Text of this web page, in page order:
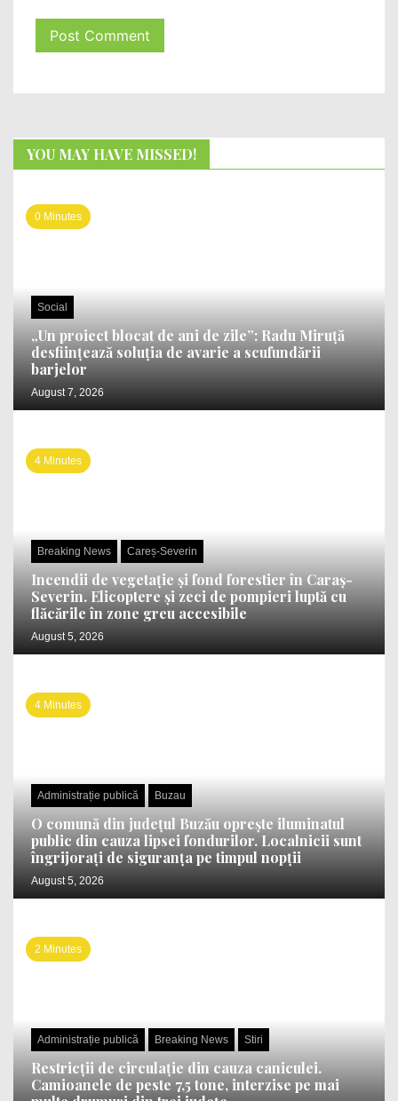
YOU MAY HAVE MISSED!
0 Minutes
Social
„Un proiect blocat de ani de zile”: Radu Miruță
desființează soluția de avarie a scufundării
barjelor
August 7, 2026
4 Minutes
Breaking News Careș-Severin
Incendii de vegetație și fond forestier în Caraș-
Severin. Elicoptere și zeci de pompieri luptă cu
flăcările în zone greu accesibile
August 5, 2026
4 Minutes
Administrație publică Buzau
O comună din județul Buzău oprește iluminatul
public din cauza lipsei fondurilor. Localnicii sunt
îngrijorați de siguranța pe timpul nopții
August 5, 2026
2 Minutes
Administrație publică Breaking News Stiri
Restricții de circulație din cauza caniculei.
Camioanele de peste 7,5 tone, interzise pe mai